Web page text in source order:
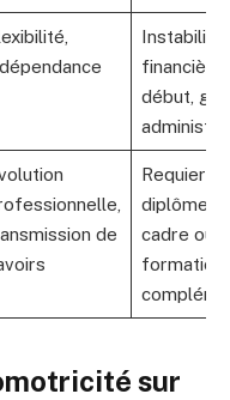
Instabilité
financière
début,
de
Requiert
diplôme
cadre ou
formation
sur